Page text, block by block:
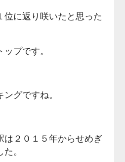
位に返り咲いたと思った
プです。
グですね。
は２０１５年からせめぎ
。